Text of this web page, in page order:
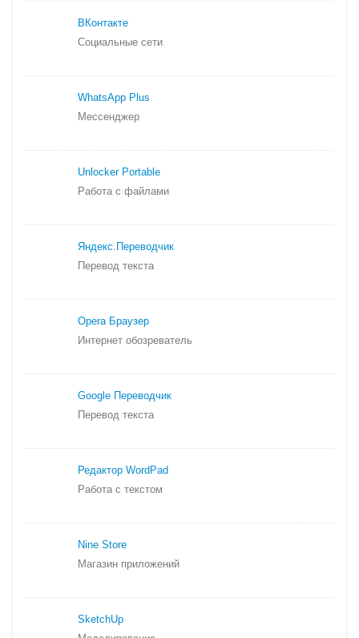
ВКонтакте
Социальные сети
WhatsApp Plus
Мессенджер
Unlocker Portable
Работа с файлами
Яндекс. Переводчик
Перевод текста
Opera Браузер
Интернет обозреватель
Google Переводчик
Перевод текста
Редактор WordPad
Работа с текстом
Nine Store
Магазин приложений
SketchUp